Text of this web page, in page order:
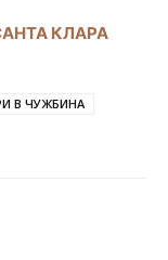
КЛАРА
В ЧУЖБИНА